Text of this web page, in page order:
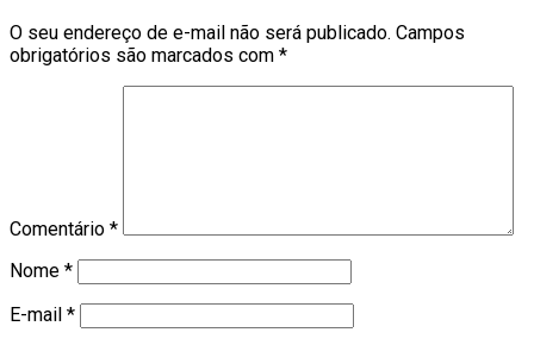
O seu endereço de e-mail não será publicado. Campos
obrigatórios são marcados com *
Comentário *
Nome *
E-mail *